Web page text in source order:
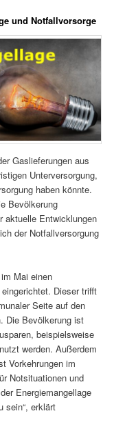
und Notfallvorsorge
Gaslieferungen aus
Unterversorgung,
haben könnte.
Bevölkerung
aktuelle Entwicklungen
der Notfallversorgung
Mai einen
Dieser trifft
Seite auf den
Die Bevölkerung ist
beispielsweise
werden. Außerdem
Vorkehrungen im
Notsituationen und
Energiemangellage
sein“, erklärt